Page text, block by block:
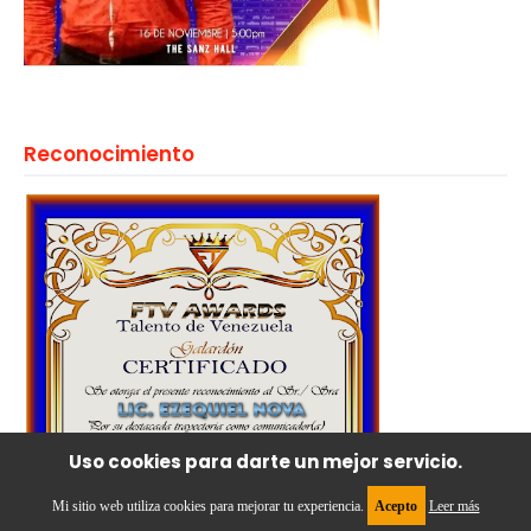
Reconocimiento
Uso cookies para darte un mejor servicio.
Mi sitio web utiliza cookies para mejorar tu experiencia. Acepto Leer más